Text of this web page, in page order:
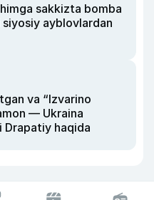
sakkizta bomba
siyosiy ayblovlardan
va “Izvarino
— Ukraina
Drapatiy haqida